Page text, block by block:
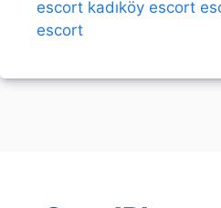
escort kadıköy escort
escort